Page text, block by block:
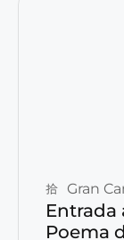
Gran
Entrada
Poema